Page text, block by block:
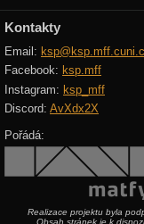
Kontakty
Email:
Facebook: ksp.mff
Instagram: ksp_mff
Discord: AvXdx2X
Pořádá:
Realizace projektu byla
Obsah stránek je k